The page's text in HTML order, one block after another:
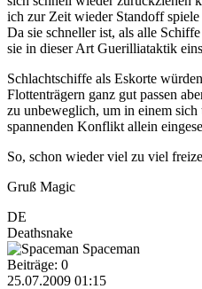
ich zur Zeit wieder Standoff
Da sie schneller ist, als alle
sie in dieser Art Guerilliataktik
Schlachtschiffe als Eskorte
Flottenträgern ganz gut passen
zu unbeweglich, um in einem sich
spannenden Konflikt allein
So, schon wieder viel zu viel
Gruß Magic
DE
Deathsnake
Spaceman
Beiträge: 0
25.07.2009 01:15